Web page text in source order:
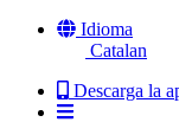
Idioma
Catalan
Descarga la